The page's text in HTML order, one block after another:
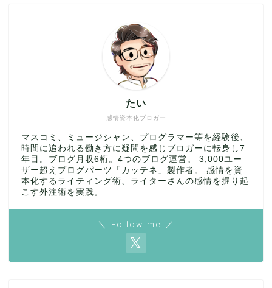
感情資本化ブロガー
たい
マスコミ、ミュージシャン、プログラマー等を経験後、
時間に追われる働き方に疑問を感じブロガーに転身し7
年目。ブログ月収6桁。4つのブログ運営。 3,000ユー
ザー超えブログパーツ「カッテネ」製作者。 感情を資
本化するライティング術、ライターさんの感情を掘り起
こす外注術を実践。
＼ Follow me ／